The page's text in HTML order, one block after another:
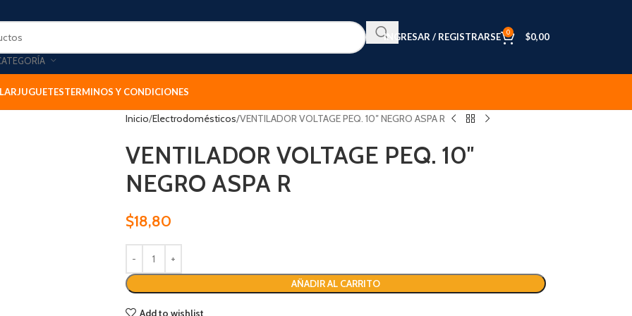
INGRESAR / REGISTRARSE 0 $0,00
JUGUETESTERMINOS Y CONDICIONES
Inicio Electrodomésticos VENTILADOR VOLTAGE PEQ. 10″ NEGRO ASPA R
VENTILADOR VOLTAGE PEQ. 10″
NEGRO ASPA R
$18,80
AÑADIR AL CARRITO
Add to wishlist